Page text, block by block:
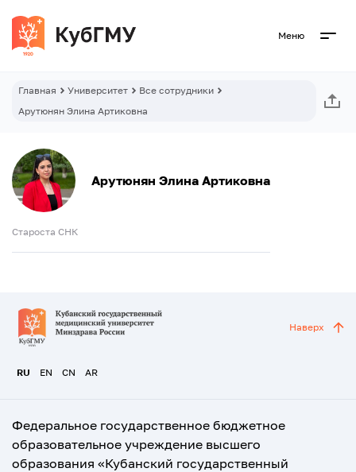
Меню
Главная Университет
Все сотрудники
Арутюнян Элина Артиковна
Арутюнян Элина Артиковна
Староста СНК
RU EN CN AR
Наверх
Федеральное государственное бюджетное
образовательное учреждение высшего
образования «Кубанский государственный